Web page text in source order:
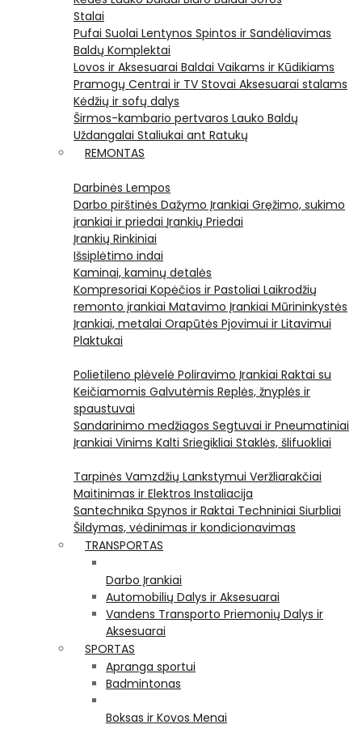
Stalai
Pufai Suolai Lentynos Spintos ir Sandėliavimas
Baldų Komplektai
Lovos ir Aksesuarai Baldai Vaikams ir Kūdikiams
Pramogų Centrai ir TV Stovai Aksesuarai stalams
Kėdžių ir sofų dalys
Širmos-kambario pertvaros Lauko Baldų
Uždangalai Staliukai ant Ratukų
REMONTAS
Darbinės Lempos
Darbo pirštinės Dažymo Įrankiai Gręžimo, sukimo
įrankiai ir priedai Įrankių Priedai
Įrankių Rinkiniai
Išsiplėtimo indai
Kaminai, kaminų detalės
Kompresoriai Kopėčios ir Pastoliai Laikrodžių
remonto įrankiai Matavimo Įrankiai Mūrininkystės
Įrankiai, metalai Orapūtės Pjovimui ir Litavimui
Plaktukai
Polietileno plėvelė Poliravimo Įrankiai Raktai su
Keičiamomis Galvutėmis Replės, žnyplės ir
spaustuvai
Sandarinimo medžiagos Segtuvai ir Pneumatiniai
Įrankiai Vinims Kalti Sriegikliai Staklės, šlifuokliai
Tarpinės Vamzdžių Lankstymui Veržliarakčiai
Maitinimas ir Elektros Instaliacija
Santechnika Spynos ir Raktai Techniniai Siurbliai
Šildymas, vėdinimas ir kondicionavimas
TRANSPORTAS
Darbo Įrankiai
Automobilių Dalys ir Aksesuarai
Vandens Transporto Priemonių Dalys ir
Aksesuarai
SPORTAS
Apranga sportui
Badmintonas
Boksas ir Kovos Menai